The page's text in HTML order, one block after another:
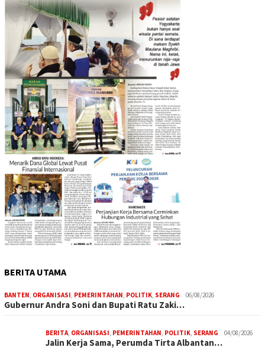
BERITA UTAMA
BANTEN, ORGANISASI, PEMERINTAHAN, POLITIK, SERANG 06/08/2026
Gubernur Andra Soni dan Bupati Ratu Zaki…
BERITA, ORGANISASI, PEMERINTAHAN, POLITIK, SERANG 04/08/2026
Jalin Kerja Sama, Perumda Tirta Albantan…